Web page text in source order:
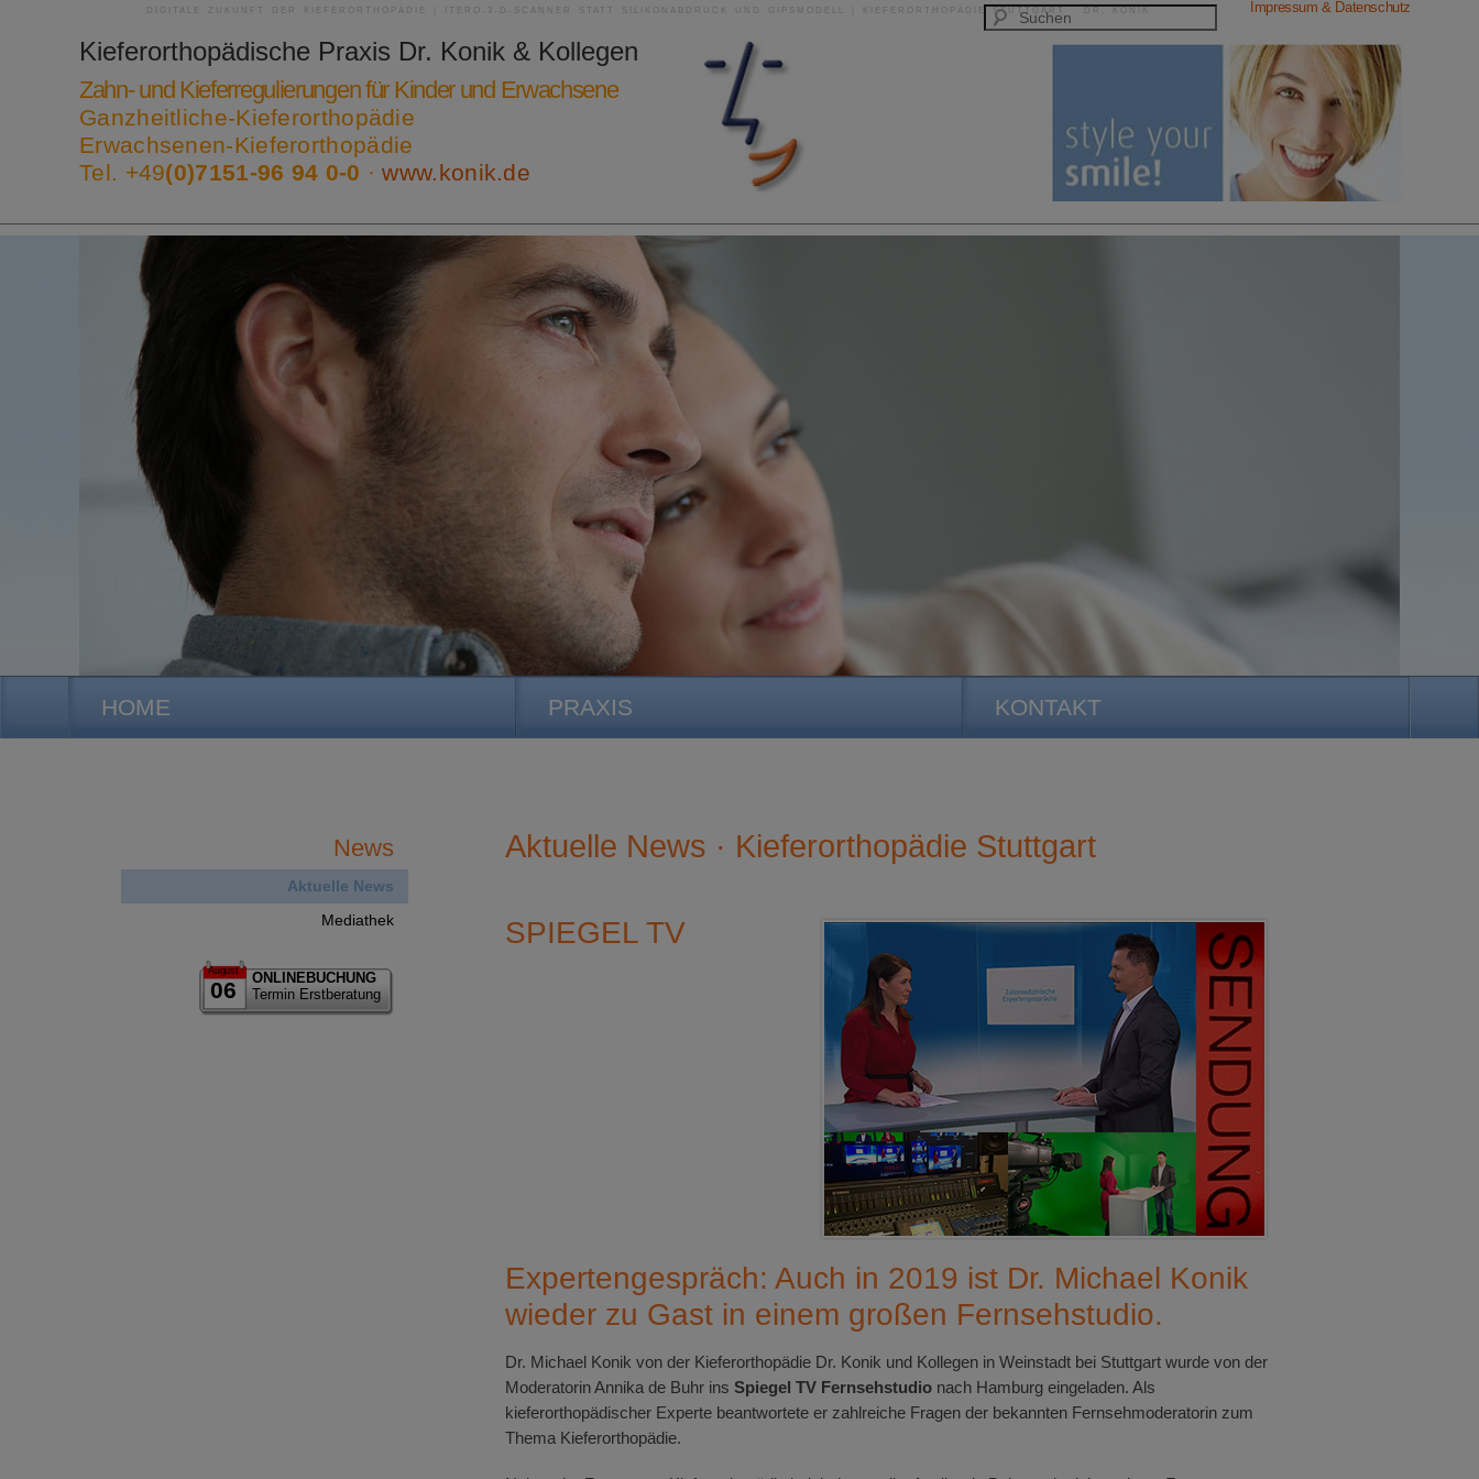
Impressum & Datenschutz
DIGITALE ZUKUNFT DER KIEFERORTHOPÄDIE | ITERO-3-D-SCANNER STATT SILIKONABDRUCK UND GIPSMODELL | KIEFERORTHOPÄDIE STUTTGART · DR. KONIK
Kieferorthopädische Praxis Dr. Konik & Kollegen
Zahn- und Kieferregulierungen für Kinder und Erwachsene
Ganzheitliche-Kieferorthopädie
Erwachsenen-Kieferorthopädie
Tel. +49(0)7151-96 94 0-0 ·www.konik.de
HOME PRAXIS KONTAKT
News
Aktuelle News
Mediathek
August
06
ONLINEBUCHUNG
Termin Erstberatung
Aktuelle News · Kieferorthopädie Stuttgart
SPIEGEL TV
Expertengespräch: Auch in 2019 ist Dr. Michael Konik
wieder zu Gast in einem großen Fernsehstudio.
Dr. Michael Konik von der Kieferorthopädie Dr. Konik und Kollegen in Weinstadt bei Stuttgart wurde von der
Moderatorin Annika de Buhr ins Spiegel TV Fernsehstudio nach Hamburg eingeladen. Als
kieferorthopädischer Experte beantwortete er zahlreiche Fragen der bekannten Fernsehmoderatorin zum
Thema Kieferorthopädie.